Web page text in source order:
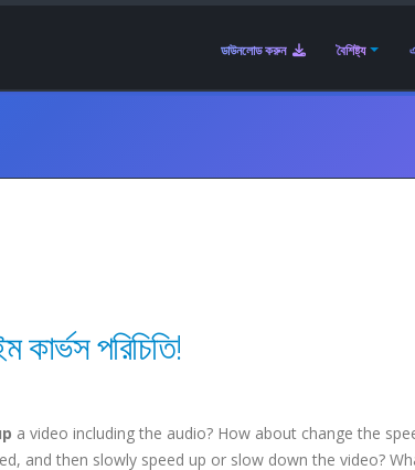
ডাউনলোড করুন বৈশিষ্ট্য
পরিচিতি!
a video including the audio? How about change the
and then slowly speed up or slow down the video?